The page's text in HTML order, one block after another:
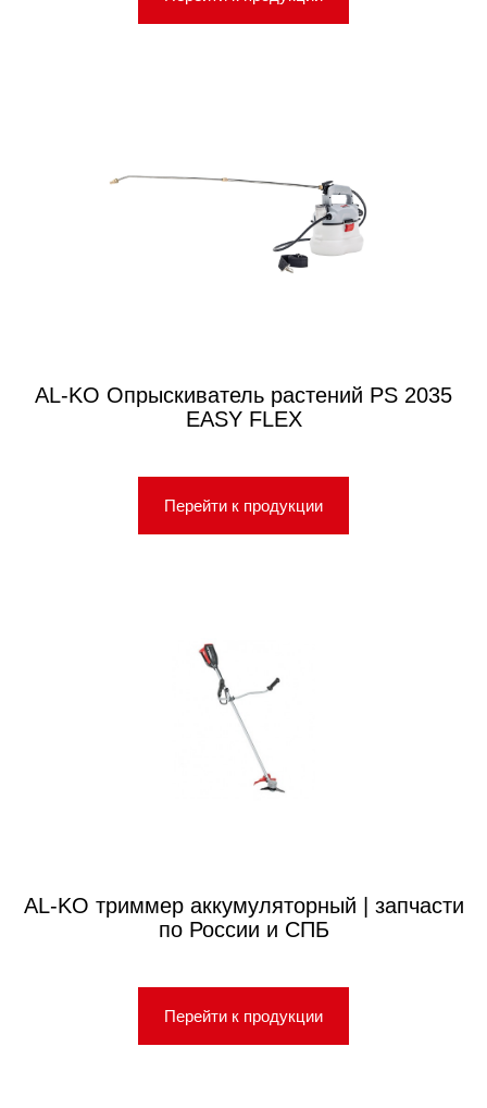
AL-KO Опрыскиватель растений PS 2035
EASY FLEX
Перейти к продукции
AL-KO триммер аккумуляторный | запчасти
по России и СПБ
Перейти к продукции